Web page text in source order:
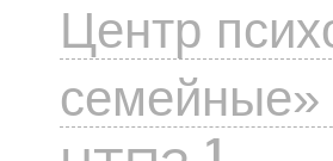
Центр
семейные»
1